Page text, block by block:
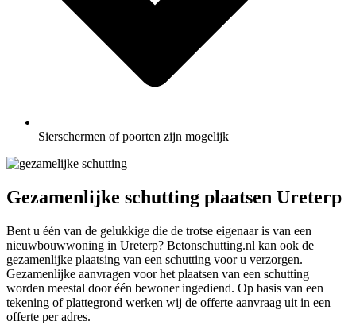
Sierschermen of poorten zijn mogelijk
Gezamenlijke schutting plaatsen Ureterp
Bent u één van de gelukkige die de trotse eigenaar is van een
nieuwbouwwoning in Ureterp? Betonschutting.nl kan ook de
gezamenlijke plaatsing van een schutting voor u verzorgen.
Gezamenlijke aanvragen voor het plaatsen van een schutting
worden meestal door één bewoner ingediend. Op basis van een
tekening of plattegrond werken wij de offerte aanvraag uit in een
offerte per adres.